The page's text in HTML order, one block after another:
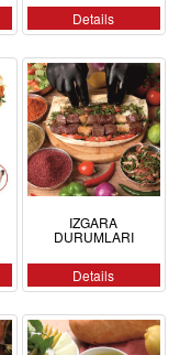
Details
IZGARA
DURUMLARI
Details